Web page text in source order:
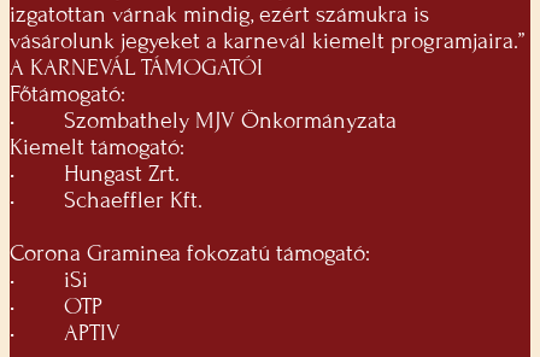
izgatottan várnak mindig, ezért számukra is
vásárolunk jegyeket a karnevál kiemelt programjaira.”
A KARNEVÁL TÁMOGATÓI
Főtámogató:
•
Szombathely MJV Önkormányzata
Kiemelt támogató:
•
Hungast Zrt.
•
Schaeffler Kft.
Corona Graminea fokozatú támogató:
•
iSi
•
OTP
•
APTIV